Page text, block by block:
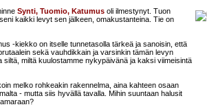
Synti, Tuomio, Katumus oli ilmestynyt. Tuon
kaikki levyt sen jälkeen, omakustanteina. Tie on
-kiekko on itselle tunnetasolla tärkeä ja sanoisin, että
sekä vauhdikkain ja varsinkin tämän levyn
miltä kuulostamme nykypäivänä ja kaksi viimeisintä
melko rohkeakin rakennelma, aina kahteen osaan
- mutta siis hyvällä tavalla. Mihin suuntaan halusit